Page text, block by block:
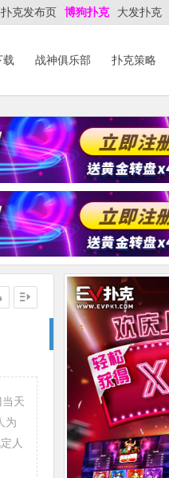
克发布页 博狗扑克 大发扑克
载 战神俱乐部 扑克策略
天
为
人